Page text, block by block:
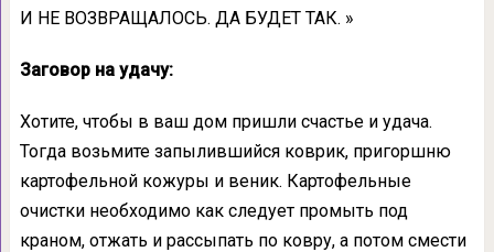
И НЕ ВОЗВРАЩАЛОСЬ. ДА БУДЕТ ТАК. »
Заговор на удачу:
Хотите, чтобы в ваш дом пришли счастье и удача.
Тогда возьмите запылившийся коврик, пригоршню
картофельной кожуры и веник. Картофельные
очистки необходимо как следует промыть под
краном, отжать и рассыпать по ковру, а потом смести